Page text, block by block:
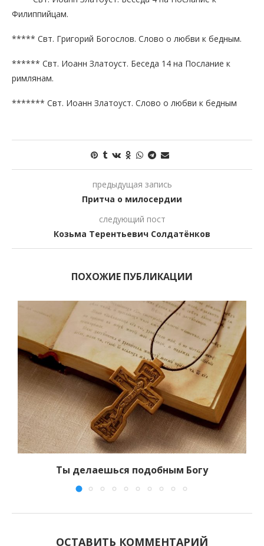
Филиппийцам.
***** Свт. Григорий Богослов. Слово о любви к бедным.
****** Свт. Иоанн Златоуст. Беседа 14 на Послание к
римлянам.
******* Свт. Иоанн Златоуст. Слово о любви к бедным
предыдущая запись
Притча о милосердии
следующий пост
Козьма Терентьевич Солдатёнков
ПОХОЖИЕ ПУБЛИКАЦИИ
Ты делаешься подобным Богу
ОСТАВИТЬ КОММЕНТАРИЙ